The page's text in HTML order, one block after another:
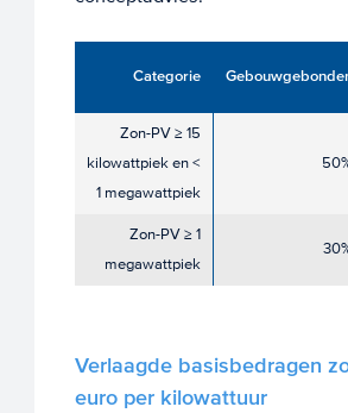
Categorie
Zon-PV ≥ 15
kilowattpiek en <
1 megawattpiek
Zon-PV ≥ 1
megawattpiek
Verlaagde basisbedragen
euro per kilowattuur